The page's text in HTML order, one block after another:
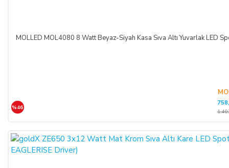
MOLLED MOL4080 8 Watt Beyaz-Siyah Kasa Sıva Altı Yuvarlak LED
%46